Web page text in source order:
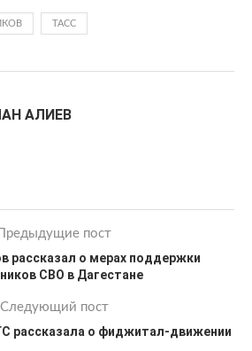
ТАСС
АЛИЕВ
Предыдущие пост
рассказал о мерах поддержки
СВО в Дагестане
Следующий пост
рассказала о фиджитал-движении